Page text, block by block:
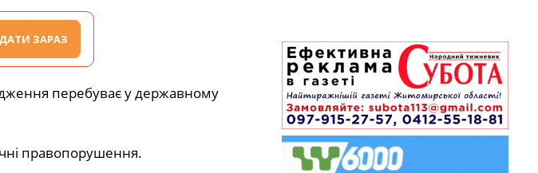
ЗАРАЗ
перебуває у державному
правопорушення.